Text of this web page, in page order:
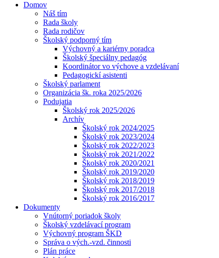
Domov
Náš tím
Rada školy
Rada rodičov
Školský podporný tím
Výchovný a kariérny poradca
Školský špeciálny pedagóg
Koordinátor vo výchove a vzdelávaní
Pedagogickí asistenti
Školský parlament
Organizácia šk. roka 2025/2026
Podujatia
Školský rok 2025/2026
Archív
Školský rok 2024/2025
Školský rok 2023/2024
Školský rok 2022/2023
Školský rok 2021/2022
Školský rok 2020/2021
Školský rok 2019/2020
Školský rok 2018/2019
Školský rok 2017/2018
Školský rok 2016/2017
Dokumenty
Vnútorný poriadok školy
Školský vzdelávací program
Výchovný program ŠKD
Správa o vých.-vzd. činnosti
Plán práce